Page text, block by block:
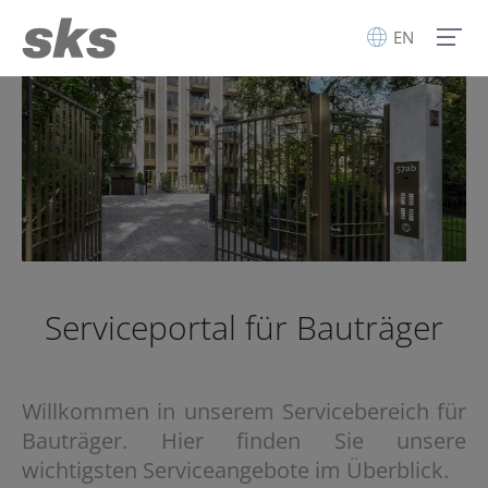
EN
Serviceportal für Bauträger
Willkommen in unserem Servicebereich für
Bauträger. Hier finden Sie unsere
wichtigsten Serviceangebote im Überblick.